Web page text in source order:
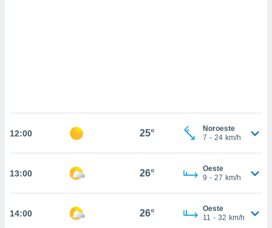
aceptar
de
sitio
12:00 25°
Noroeste
7 - 24 km/h
13:00 26°
Oeste
9 - 27 km/h
14:00 26°
Oeste
11 - 32 km/h